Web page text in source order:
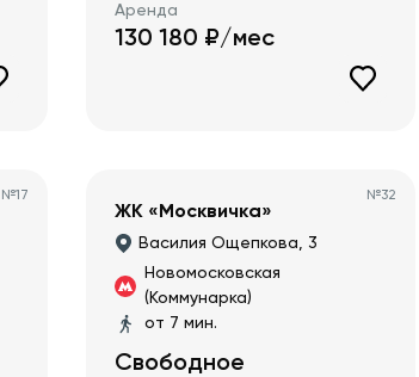
Аренда
130 180 ₽/мес
№17 №32
ЖК «Москвичка»
Василия Ощепкова, 3
Новомосковская
(Коммунарка)
от 7 мин.
Свободное